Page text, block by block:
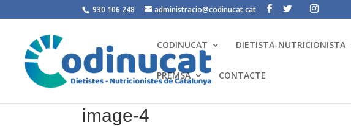
930 106 248 administracio@codinucat.cat
CODINUCAT DIETISTA-NUTRICIONISTA
PREMSA CONTACTE
image-4